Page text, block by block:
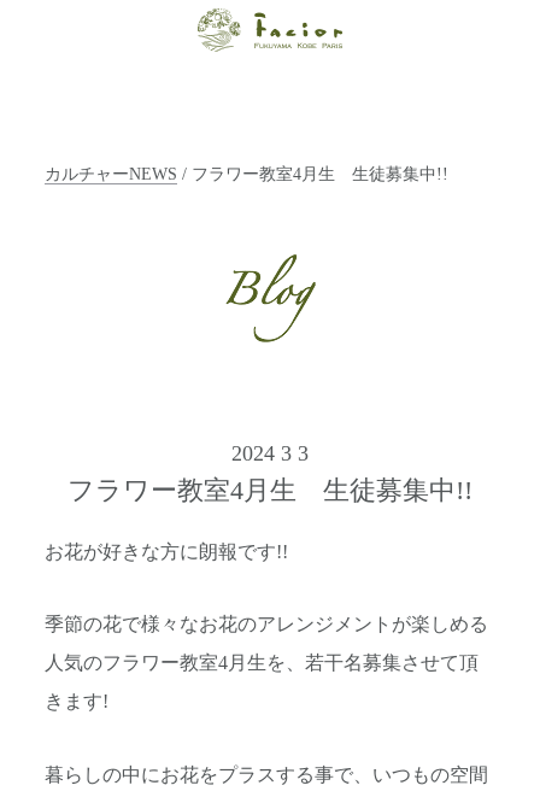
ン ファシオー
輝く美をトータ
ルでご提案しま
す。
カルチャーNEWS / フラワー教室4月生 生徒募集中!!
2024 3 3
フラワー教室4月生 生徒募集中!!
お花が好きな方に朗報です!!
季節の花で様々なお花のアレンジメントが楽しめる
人気のフラワー教室4月生を、若干名募集させて頂
きます!
暮らしの中にお花をプラスする事で、いつもの空間